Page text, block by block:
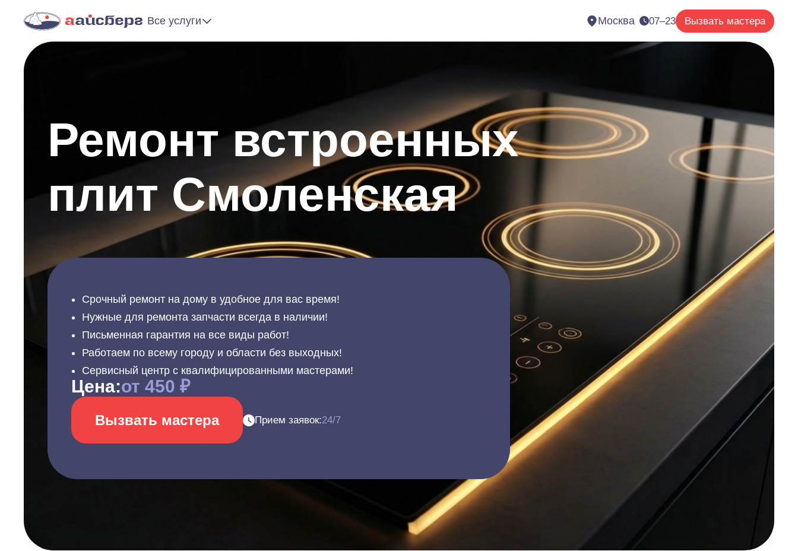
Все услуги Москва 07–23 Вызвать мастера
Ремонт встроенных
плит Смоленская
Срочный ремонт на дому в удобное для вас время!
Нужные для ремонта запчасти всегда в наличии!
Письменная гарантия на все виды работ!
Работаем по всему городу и области без выходных!
Сервисный центр с квалифицированными мастерами!
Цена:от 450 ₽
Вызвать мастера Прием заявок:24/7